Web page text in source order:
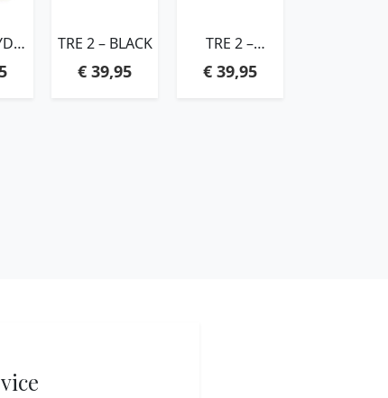
–
TRE 2 – BLACK
€ 39,95
TRE 2 –
€39,95